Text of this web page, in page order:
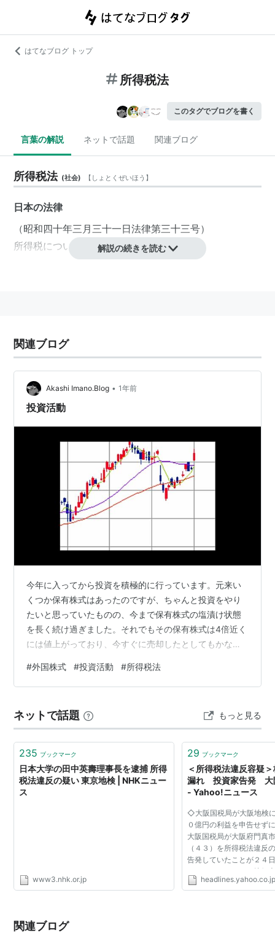
はてなブログ トップ
所得税法
このタグでブログを書く
言葉の解説 ネットで話題 関連ブログ
所得税法 (社会) 【 しょとくぜいほう 】
日本の法律
（昭和四十年三月三十一日法律第三十三号）
所得税について定めた法律。
第一編 総則
第一章 通則
（趣旨
第一条
この法律は、所得税について、納税義務者、
課税所得の範囲、税額の計算の方法、申告、
納付及び還付の手続、源泉徴収
に関する事項
並びにその納税義務の適正な履行を確保する
ため必要な事項を定めるものとする。
以下、略
解説の続きを読む
関連ブログ
Akashi Imano.Blog • 1年前
投資活動
今年に入ってから投資を積極的に行っています。元来い
くつか保有株式はあったのですが、ちゃんと投資をやり
たいと思っていたものの、今まで保有株式の塩漬け状態
を長く続け過ぎました。それでもその保有株式は4倍近く
には値上がっており、今すぐに売却したとしてもかなり
ですが、昨今のドル高も相まって、恩恵は大きいです
ね。 今年に入ってから購入したのは日本株が数銘柄です
す。保有株数を多めに確保しているため、テコの原理の
ごとく評価益の瞬発力が凄いので、追っていて楽しいも
のですね。その分、評価損になると手痛いので気をつ…
#外国株式 #投資活動 #所得税法
ネットで話題 もっと見る
235 ブックマーク
日本大学の田中英壽理事長を逮捕 所得
税法違反の疑い 東京地検 | NHKニュー
ス
www3.nhk.or.jp
29 ブックマーク
＜所得税法違反容疑
漏れ 投資家告発 大
- Yahoo!ニュース
◇大阪国税局が大阪地検
０億円の利益を申告せず
大阪国税局が大阪府門真
（４３）を所得税法違反
告発していたことが２４
ベノミクス」による株価
多額の売却益があったと
関連ブログ